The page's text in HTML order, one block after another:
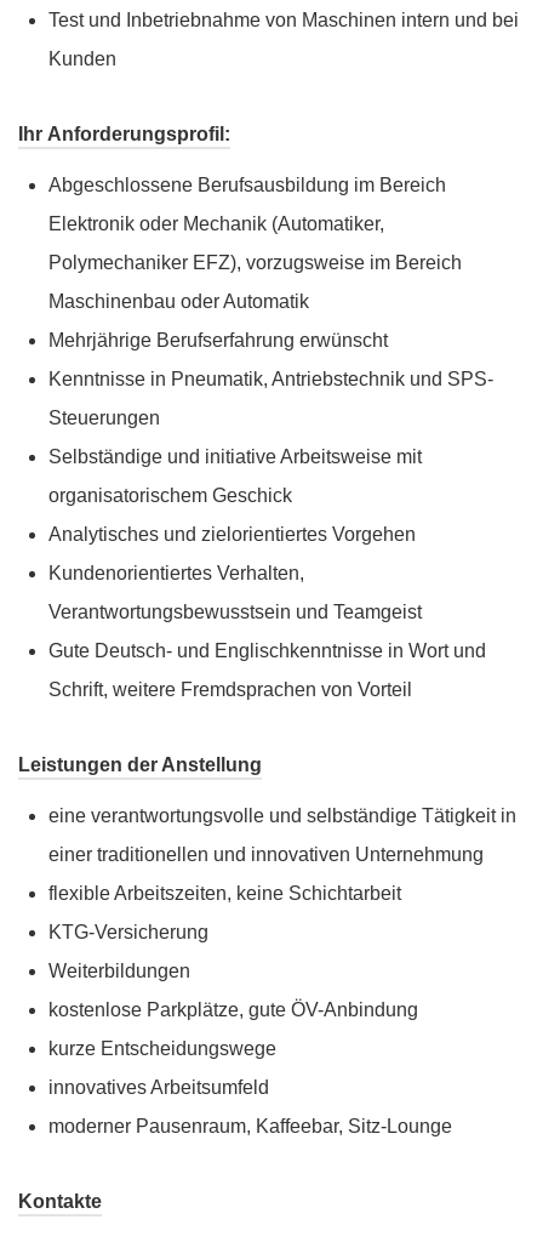
Test und Inbetriebnahme von Maschinen intern und bei
Kunden
Ihr Anforderungsprofil:
Abgeschlossene Berufsausbildung im Bereich
Elektronik oder Mechanik (Automatiker,
Polymechaniker EFZ), vorzugsweise im Bereich
Maschinenbau oder Automatik
Mehrjährige Berufserfahrung erwünscht
Kenntnisse in Pneumatik, Antriebstechnik und SPS-
Steuerungen
Selbständige und initiative Arbeitsweise mit
organisatorischem Geschick
Analytisches und zielorientiertes Vorgehen
Kundenorientiertes Verhalten,
Verantwortungsbewusstsein und Teamgeist
Gute Deutsch- und Englischkenntnisse in Wort und
Schrift, weitere Fremdsprachen von Vorteil
Leistungen der Anstellung
eine verantwortungsvolle und selbständige Tätigkeit in
einer traditionellen und innovativen Unternehmung
flexible Arbeitszeiten, keine Schichtarbeit
KTG-Versicherung
Weiterbildungen
kostenlose Parkplätze, gute ÖV-Anbindung
kurze Entscheidungswege
innovatives Arbeitsumfeld
moderner Pausenraum, Kaffeebar, Sitz-Lounge
Kontakte